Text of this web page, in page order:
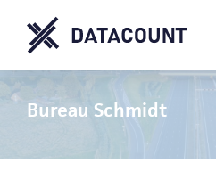
Bureau Schmidt